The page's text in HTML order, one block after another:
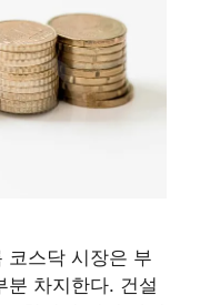
코스닥 시장은 부
분 차지한다. 건설